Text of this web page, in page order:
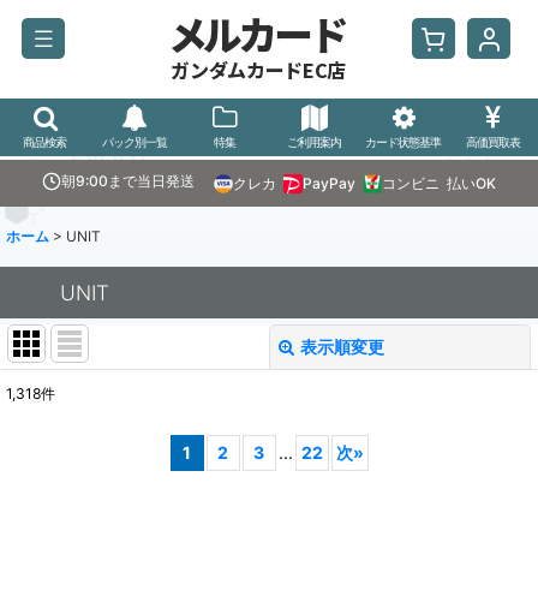
メルカード
ガンダムカードEC店
商品検索 パック別一覧 特集 ご利用案内 カード状態基準 高価買取表
朝9:00まで当日発送 クレカ PayPay コンビニ 払いOK
ホーム > UNIT
UNIT
表示順変更
1,318件
1 2 3 ... 22 次»